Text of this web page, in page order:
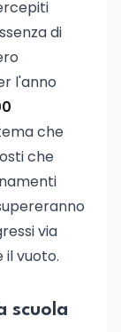
di
l'anno
che
che
via
il vuoto.
scuola